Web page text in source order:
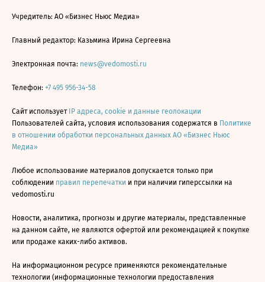
Учредитель: АО «Бизнес Ньюс Медиа»
Главный редактор: Казьмина Ирина Сергеевна
Электронная почта: news@vedomosti.ru
Телефон: +7 495 956-34-58
Сайт использует IP адреса, cookie и данные геолокации
Пользователей сайта, условия использования содержатся в Политике
в отношении обработки персональных данных АО «Бизнес Ньюс
Медиа»
Любое использование материалов допускается только при
соблюдении правил перепечатки и при наличии гиперссылки на
vedomosti.ru
Новости, аналитика, прогнозы и другие материалы, представленные
на данном сайте, не являются офертой или рекомендацией к покупке
или продаже каких-либо активов.
На информационном ресурсе применяются рекомендательные
технологии (информационные технологии предоставления